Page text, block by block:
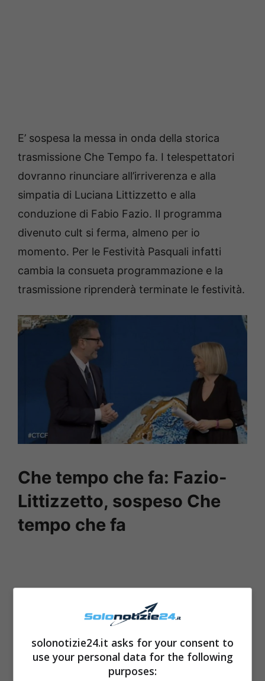
E’ sospesa la messa in onda della storica
trasmissione Che Tempo fa. I telespettatori
dovranno rinunciare all’irriverenza e alla
simpatia di Luciana Littizzetto e alla
conduzione di Fabio Fazio. Il programma
divenuto cult si ferma, almeno per io
momento. Per le Festività Pasquali infatti
cambia la consueta programmazione e la
trasmissione riprenderà terminate le festività.
Che tempo che fa: Fazio-
Littizzetto, sospeso Che
tempo che fa
solonotizie24.it asks for your consent to
use your personal data for the following
purposes: